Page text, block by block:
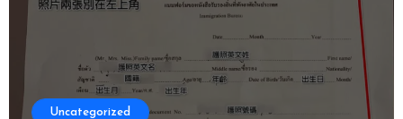
Uncategorized